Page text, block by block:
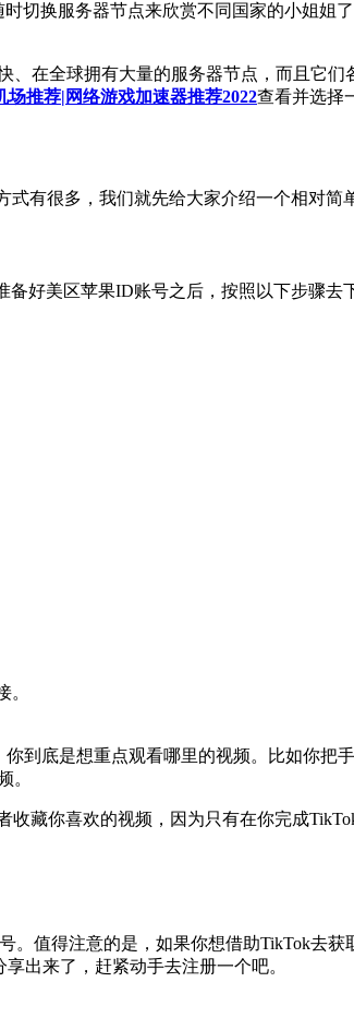
切换服务器节点来欣赏不同国家的小姐姐
在全球拥有大量的服务器节点，而且它
场推荐|网络游戏加速器推荐2022查看并选择
有很多，我们就先给大家介绍一个相对简
备好美区苹果ID账号之后，按照以下步骤去
到底是想重点观看哪里的视频。比如你把
。
藏你喜欢的视频，因为只有在你完成
值得注意的是，如果你想借助TikTok去获
出来了，赶紧动手去注册一个吧。